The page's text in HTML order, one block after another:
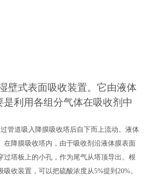
壁式表面吸收装置。它由液体
利用各组分气体在吸收剂中
管道吸入降膜吸收塔后自下而上流动。液体
降膜吸收塔内，由于吸收剂沿液体膜表面
塔板上的小孔，作为尾气从塔顶导出。根
吸收装置，可以把硫酸浓度从5%提到20%。